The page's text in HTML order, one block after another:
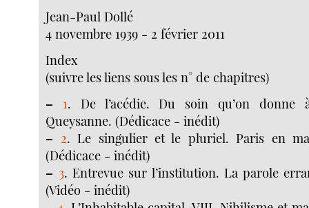
Jean-Paul Dollé
4 novembre 1939 - 2 février 2011
Index
(suivre les liens sous les n° de chapitres)
–
1. De l’acédie. Du soin qu’on
Queysanne. (Dédicace - inédit)
– 2. Le singulier et le pluriel. Paris en
(Dédicace - inédit)
– 3. Entrevue sur l’institution. La parole
(Vidéo - inédit)